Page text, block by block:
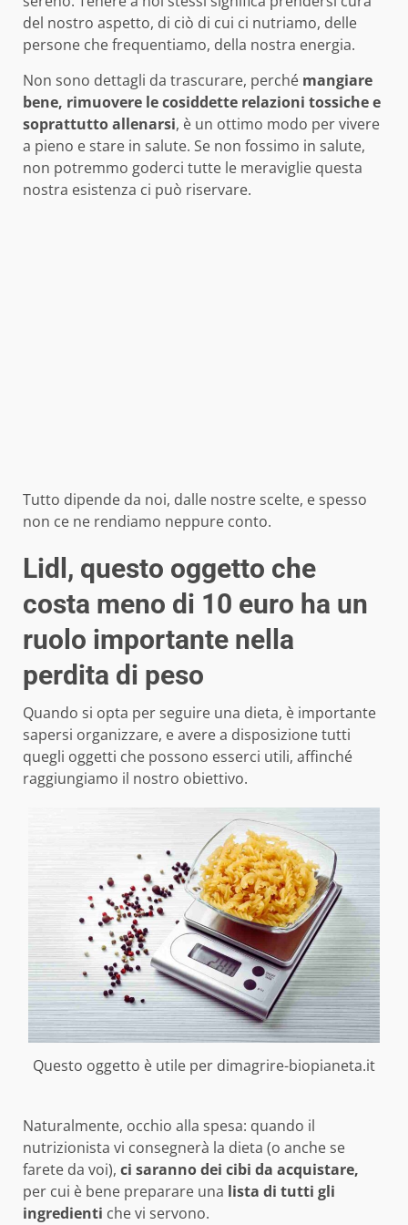
del nostro aspetto, di ciò di cui ci nutriamo, delle
persone che frequentiamo, della nostra energia.
Non sono dettagli da trascurare, perché mangiare
bene, rimuovere le cosiddette relazioni tossiche e
soprattutto allenarsi, è un ottimo modo per vivere
a pieno e stare in salute. Se non fossimo in salute,
non potremmo goderci tutte le meraviglie questa
nostra esistenza ci può riservare.
Tutto dipende da noi, dalle nostre scelte, e spesso
non ce ne rendiamo neppure conto.
Lidl, questo oggetto che
costa meno di 10 euro ha un
ruolo importante nella
perdita di peso
Quando si opta per seguire una dieta, è importante
sapersi organizzare, e avere a disposizione tutti
quegli oggetti che possono esserci utili, affinché
raggiungiamo il nostro obiettivo.
Questo oggetto è utile per dimagrire-biopianeta.it
Naturalmente, occhio alla spesa: quando il
nutrizionista vi consegnerà la dieta (o anche se
farete da voi), ci saranno dei cibi da acquistare,
per cui è bene preparare una lista di tutti gli
ingredienti che vi servono.